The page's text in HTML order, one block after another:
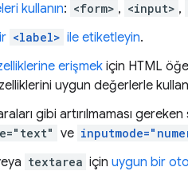
kullanın: <form> , <input> ,
<label> ile etiketleyin.
erişmek için HTML
uygun değerlerle
gibi artırılmaması gereken
ve
textarea için uygun bir